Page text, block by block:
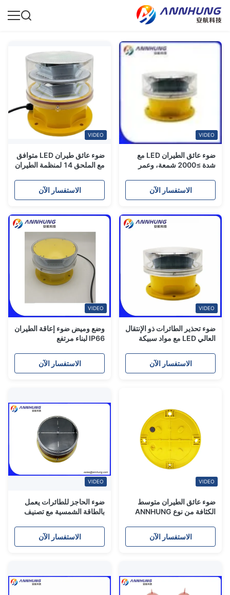
VIDEO
ضوء عائق الطيران LED مع
شدة ≥2000 شمعة، وعمر
وإخراج أفقي 360 درجة
للهياكل الشاهقة
الاستفسار الآن
VIDEO
ضوء عائق طيران LED متوافق
مع الملحق 14 لمنظمة الطيران
افتراضي 100,000 ساعة
ومقاومة للماء IP66الاستفسار الآن
VIDEO
ضوء تحذير الطائرات ذو الإنتقال
العالي LED مع مواد سبيكة
2000candela
الاستفسار الآن
VIDEO
وضع وميض ضوء إعاقة الطيران
IP66 لبناء مرتفع
الاستفسار الآن
VIDEO
ضوء عائق الطيران متوسط ​​
الكثافة من نوع ANNHUNG
شدة 2000cd، ومقاومة للماء
الاستفسار الآن
VIDEO
ضوء الحاجز للطائرات يعمل
بالطاقة الشمسية مع تصنيف
LED للأبراج التلفزيونية
الاستفسار الآن